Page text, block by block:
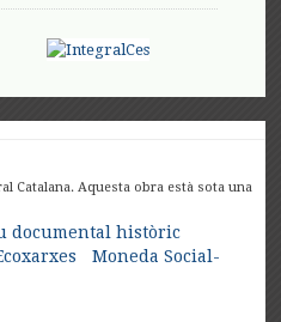
Catalana. Aquesta obra està sota una
documental històric
Moneda Social-